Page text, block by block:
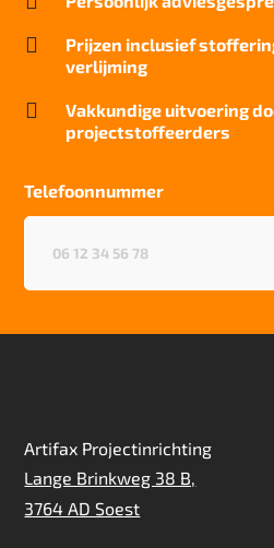
Geluidsisolatie
25 dB
Brandwerend
Kwaliteitslabel GUT
Particulier gebruik
sterk
Project gebruik

Prijzen inclusief
verlijming

Vakkundige uitvoering
projectstoffeerders
Telefoonnummer
Artifax Projectinrichting
Lange Brinkweg 38 B,
3764 AD Soest